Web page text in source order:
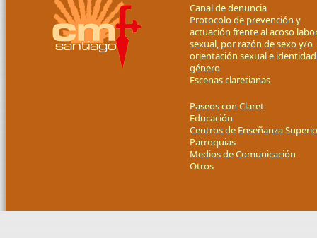
Canal de denuncia
Protocolo de prevención y
actuación frente al acoso
sexual, por razón de sexo y/o
orientación sexual e
género
Escenas claretianas
Paseos con Claret
Educación
Centros de Enseñanza
Parroquias
Medios de Comunicación
Otros